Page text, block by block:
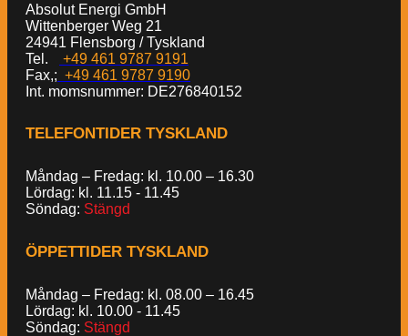
Absolut Energi GmbH
Wittenberger Weg 21
24941 Flensborg / Tyskland
Tel.
+49 461 9787 9191
Fax,; +49 461 9787 9190
Int. momsnummer: DE276840152
TELEFONTIDER TYSKLAND
Måndag – Fredag: kl. 10.00 – 16.30
Lördag: kl. 11.15 - 11.45
Söndag: Stängd
ÖPPETTIDER TYSKLAND
Måndag – Fredag: kl. 08.00 – 16.45
Lördag: kl. 10.00 - 11.45
Söndag: Stängd